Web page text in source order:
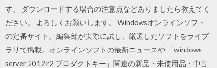
す。 ダウンロードする場合の注意点などありましたら教えてく
ださい。 よろしくお願いします。 Windowsオンラインソフト
の定番サイト。編集部が実際に試し、厳選したソフトをライブ
ラリで掲載。オンラインソフトの最新ニュースや 「windows
server 2012 r2 プロダクトキー」関連の新品・未使用品・中古